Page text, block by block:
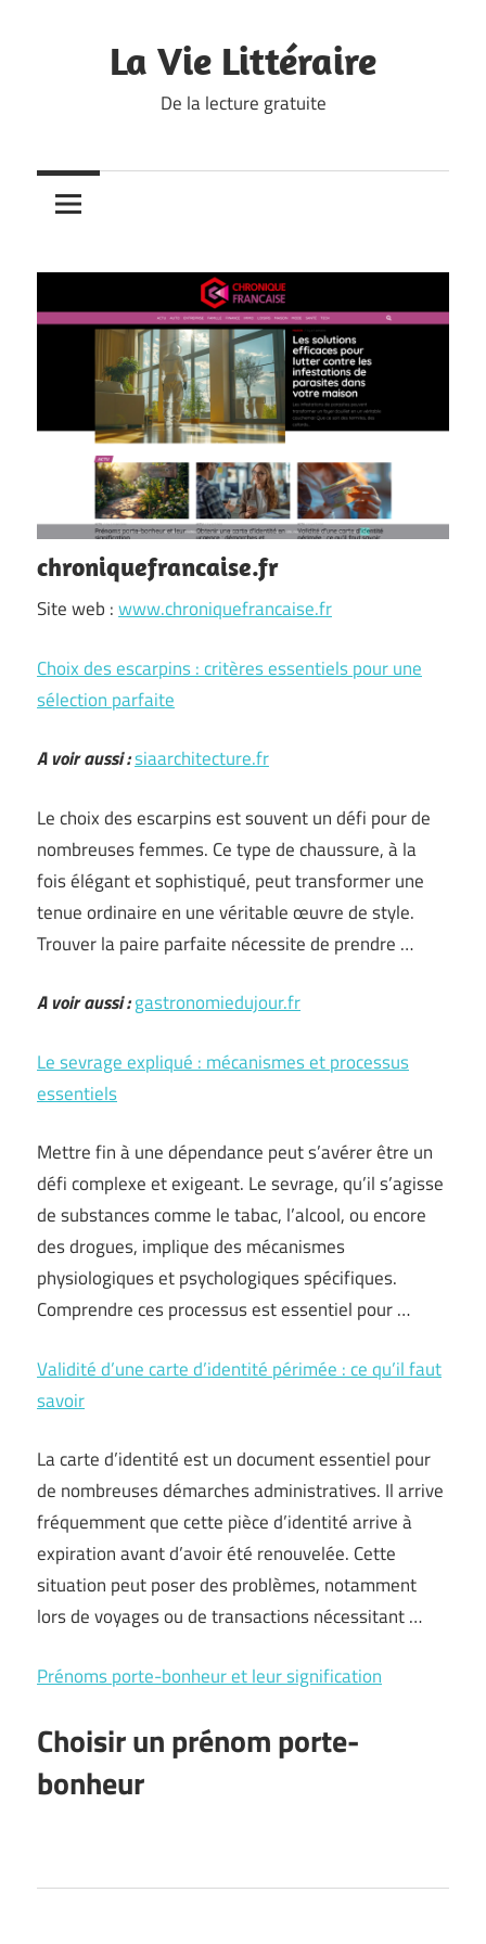
La Vie Littéraire
De la lecture gratuite
chroniquefrancaise.fr
Site web :www.chroniquefrancaise.fr
Choix des escarpins : critères essentiels pour une
sélection parfaite
A voir aussi :siaarchitecture.fr
Le choix des escarpins est souvent un défi pour de
nombreuses femmes. Ce type de chaussure, à la
fois élégant et sophistiqué, peut transformer une
tenue ordinaire en une véritable œuvre de style.
Trouver la paire parfaite nécessite de prendre …
A voir aussi :gastronomiedujour.fr
Le sevrage expliqué : mécanismes et processus
essentiels
Mettre fin à une dépendance peut s’avérer être un
défi complexe et exigeant. Le sevrage, qu’il s’agisse
de substances comme le tabac, l’alcool, ou encore
des drogues, implique des mécanismes
physiologiques et psychologiques spécifiques.
Comprendre ces processus est essentiel pour …
Validité d’une carte d’identité périmée : ce qu’il faut
savoir
La carte d’identité est un document essentiel pour
de nombreuses démarches administratives. Il arrive
fréquemment que cette pièce d’identité arrive à
expiration avant d’avoir été renouvelée. Cette
situation peut poser des problèmes, notamment
lors de voyages ou de transactions nécessitant …
Prénoms porte-bonheur et leur signification
Choisir un prénom porte-
bonheur